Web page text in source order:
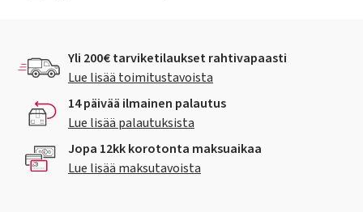
Yli 200€ tarviketilaukset rahtivapaasti
Lue lisää toimitustavoista
14 päivää ilmainen palautus
Lue lisää palautuksista
Jopa 12kk korotonta maksuaikaa
Lue lisää maksutavoista